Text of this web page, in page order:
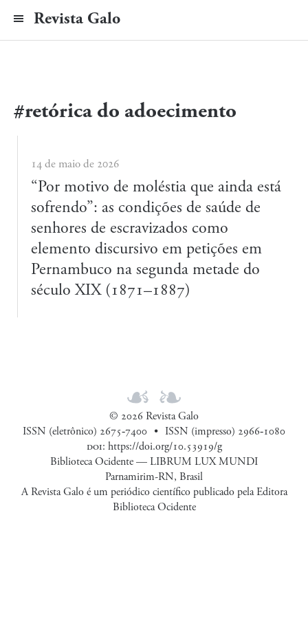
Revista Galo
#retórica do adoecimento
14 de maio de 2026
“Por motivo de moléstia que ainda está
sofrendo”: as condições de saúde de
senhores de escravizados como
elemento discursivo em petições em
Pernambuco na segunda metade do
século XIX (1871–1887)
© 2026 Revista Galo
ISSN (eletrônico) 2675‑7400
ISSN (impresso) 2966‑1080
doi: https://doi.org/10.53919/g
Biblioteca Ocidente — LIBRUM LUX MUNDI
Parnamirim-RN, Brasil
A Revista Galo é um periódico científico publicado pela Editora
Biblioteca Ocidente